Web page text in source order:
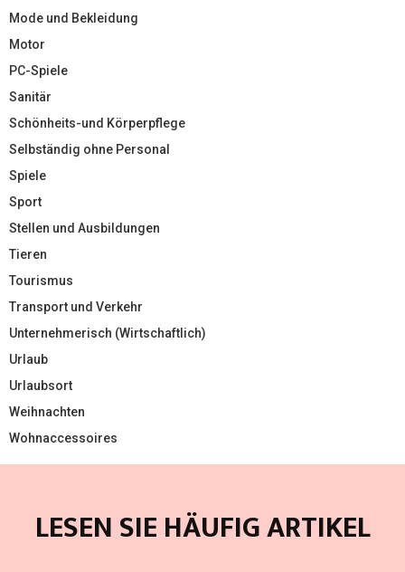
Mode und Bekleidung
Motor
PC-Spiele
Sanitär
Schönheits-und Körperpflege
Selbständig ohne Personal
Spiele
Sport
Stellen und Ausbildungen
Tieren
Tourismus
Transport und Verkehr
Unternehmerisch (Wirtschaftlich)
Urlaub
Urlaubsort
Weihnachten
Wohnaccessoires
LESEN SIE HÄUFIG ARTIKEL